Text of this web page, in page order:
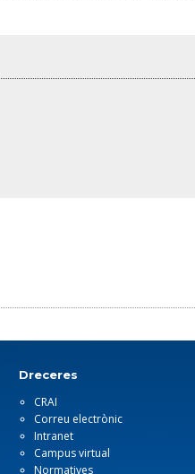
Dreceres
CRAI
Correu electrònic
Intranet
Campus virtual
Normatives